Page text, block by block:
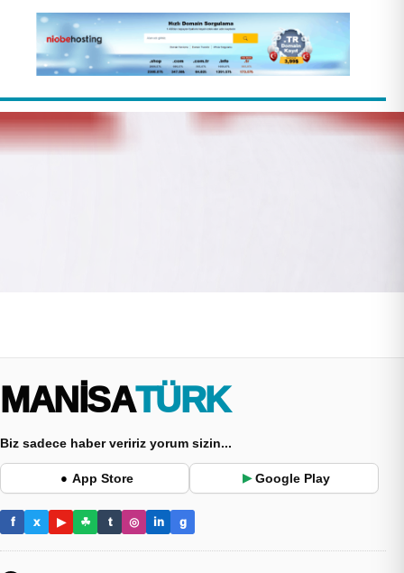
MANİSA TÜRK
Biz sadece haber veririz yorum sizin...
● App Store ▶ Google Play
f x ▶ ☘ t ◎ in g